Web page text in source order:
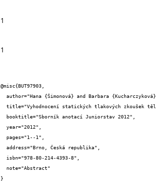
1
1
@misc{BUT97903,
}